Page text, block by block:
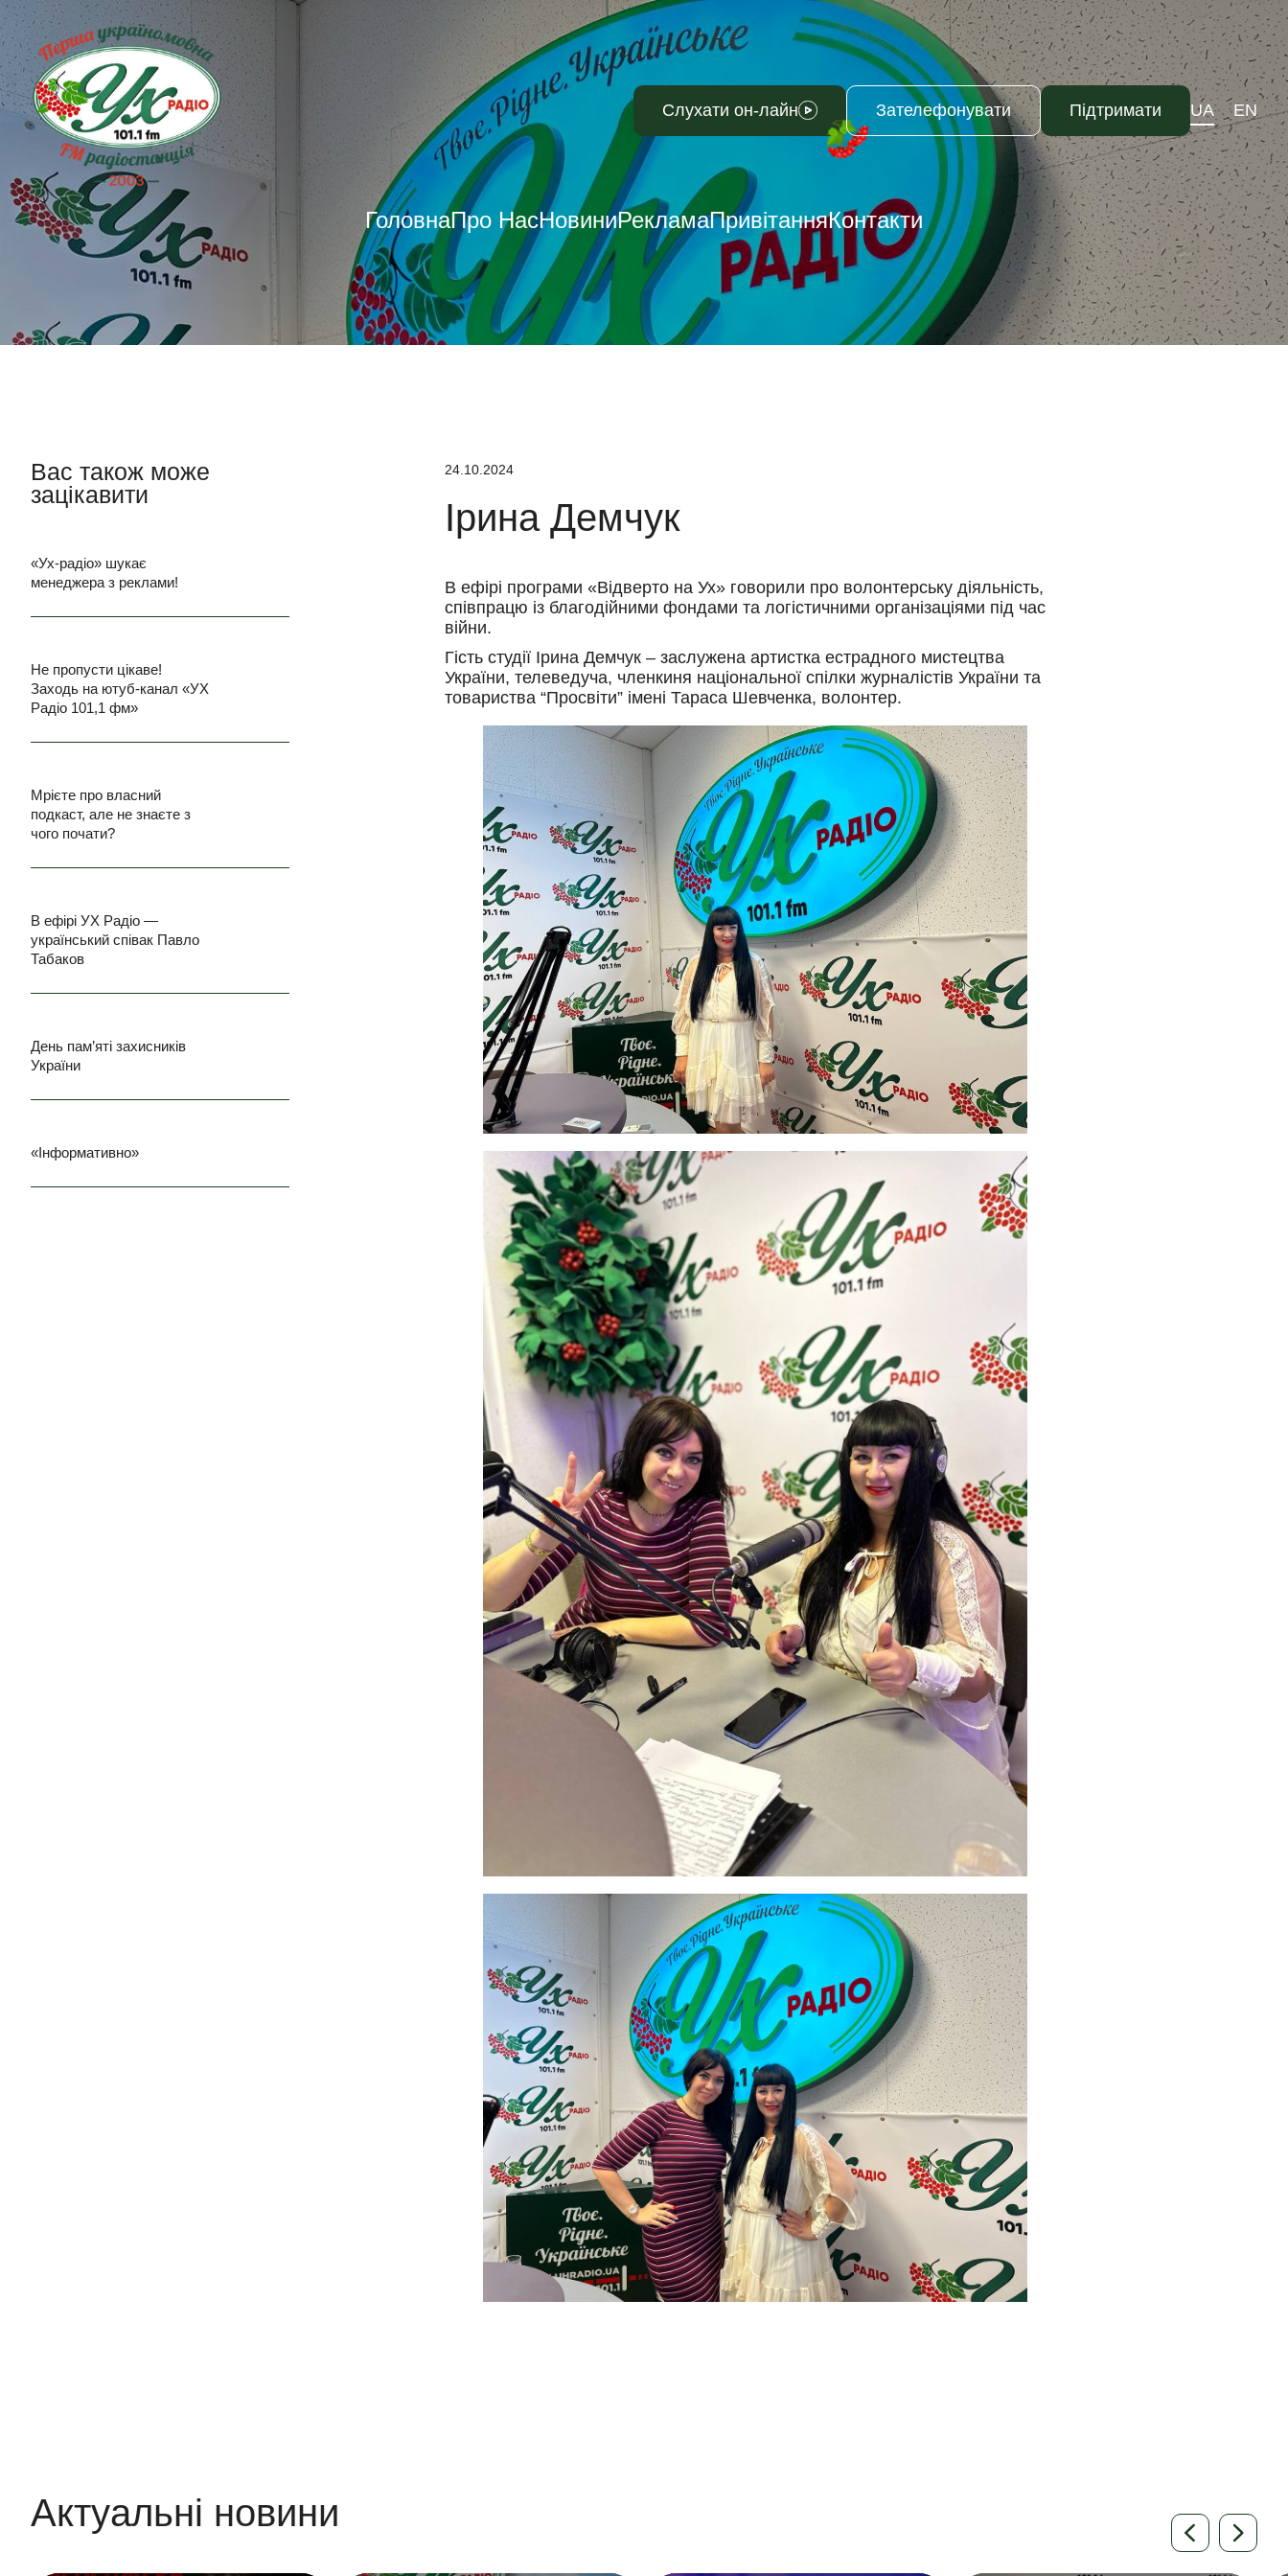
Слухати он-лайн Зателефонувати Підтримати UA EN
ГоловнаПро НасНовиниРекламаПривітанняКонтакти
Вас також може
зацікавити
«Ух-радіо» шукає
менеджера з реклами!
Не пропусти цікаве!
Заходь на ютуб-канал «УХ
Радіо 101,1 фм»
Мрієте про власний
подкаст, але не знаєте з
чого почати?
В ефірі УХ Радіо —
український співак Павло
Табаков
День пам’яті захисників
України
«Інформативно»
24.10.2024
Ірина Демчук
В ефірі програми «Відверто на Ух» говорили про волонтерську діяльність,
співпрацю із благодійними фондами та логістичними організаціями під час
війни.
Гість студії Ірина Демчук – заслужена артистка естрадного мистецтва
України, телеведуча, членкиня національної спілки журналістів України та
товариства “Просвіти” імені Тараса Шевченка, волонтер.
Актуальні новини